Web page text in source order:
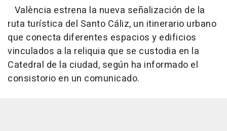
València estrena la nueva señalización de la
ruta turística del Santo Cáliz, un itinerario urbano
que conecta diferentes espacios y edificios
vinculados a la reliquia que se custodia en la
Catedral de la ciudad, según ha informado el
consistorio en un comunicado.